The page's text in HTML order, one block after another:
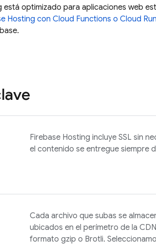
está optimizado para aplicaciones web
Hosting con Cloud Functions o Cloud Run
Firebase Hosting incluye SSL sin
el contenido se entregue siempre
Cada archivo que subas se
ubicados en el perímetro de la
formato gzip o Brotli.